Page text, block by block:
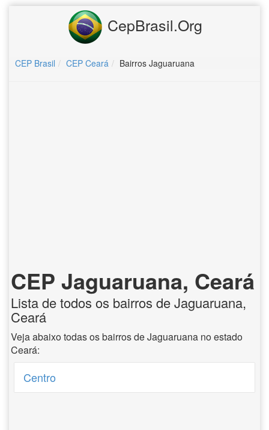
CepBrasil.Org
CEP Brasil CEP Ceará Bairros Jaguaruana
CEP Jaguaruana, Ceará
Lista de todos os bairros de Jaguaruana,
Ceará
Veja abaixo todas os bairros de Jaguaruana no estado
Ceará:
Centro